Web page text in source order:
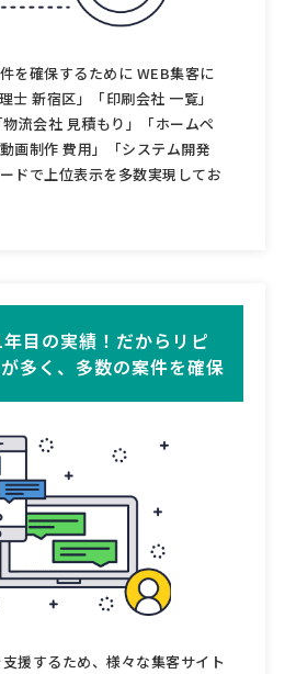
を確保するために WEB集客に
士 新宿区」「印刷会社 一覧」
物流会社 見積もり」「ホームペ
画制作 費用」「システム開発
ドで上位表示を多数実現してお
目の実績！だからリピ
多く、多数の案件を確保
援するため、様々な集客サイト